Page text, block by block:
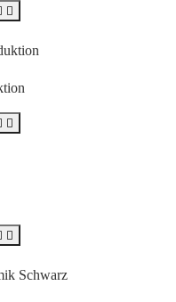


